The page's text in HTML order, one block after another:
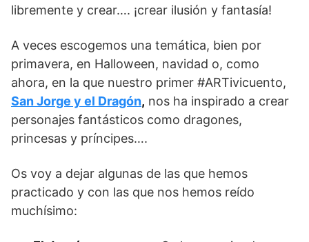
libremente y crear…. ¡crear ilusión y fantasía!
A veces escogemos una temática, bien por
primavera, en Halloween, navidad o, como
ahora, en la que nuestro primer #ARTivicuento,
San Jorge y el Dragón, nos ha inspirado a crear
personajes fantásticos como dragones,
princesas y príncipes….
Os voy a dejar algunas de las que hemos
practicado y con las que nos hemos reído
muchísimo: